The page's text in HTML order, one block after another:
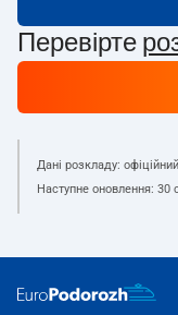
Перевірте
Дані розкладу: офіційний
Наступне оновлення: 30